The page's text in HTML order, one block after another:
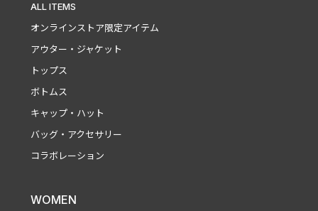
ALL ITEMS
オンラインストア限定アイテム
アウター・ジャケット
トップス
ボトムス
キャップ・ハット
バッグ・アクセサリー
コラボレーション
WOMEN